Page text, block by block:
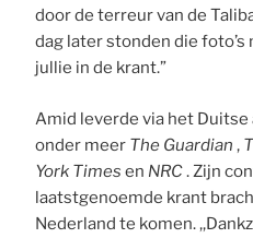
door de terreur van de
dag later stonden die
jullie in de krant.”
Amid leverde via het Duitse
onder meer The Guardian ,
York Timesen NRC. Zijn
laatstgenoemde krant
Nederland te komen.